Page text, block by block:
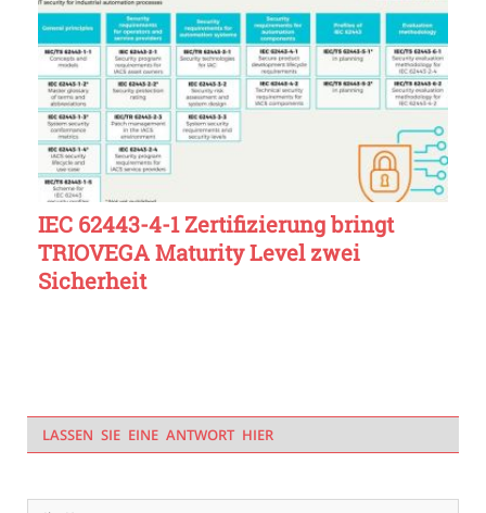
IEC 62443-4-1 Zertifizierung bringt
TRIOVEGA Maturity Level zwei
Sicherheit
LASSEN SIE EINE ANTWORT HIER